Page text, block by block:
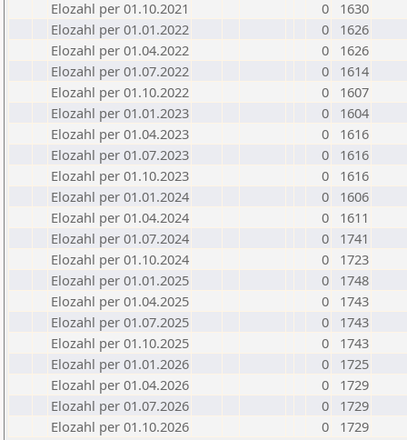
Elozahl per 01.10.2021
0
1630
Elozahl per 01.01.2022
0
1626
Elozahl per 01.04.2022
0
1626
Elozahl per 01.07.2022
0
1614
Elozahl per 01.10.2022
0
1607
Elozahl per 01.01.2023
0
1604
Elozahl per 01.04.2023
0
1616
Elozahl per 01.07.2023
0
1616
Elozahl per 01.10.2023
0
1616
Elozahl per 01.01.2024
0
1606
Elozahl per 01.04.2024
0
1611
Elozahl per 01.07.2024
0
1741
Elozahl per 01.10.2024
0
1723
Elozahl per 01.01.2025
0
1748
Elozahl per 01.04.2025
0
1743
Elozahl per 01.07.2025
0
1743
Elozahl per 01.10.2025
0
1743
Elozahl per 01.01.2026
0
1725
Elozahl per 01.04.2026
0
1729
Elozahl per 01.07.2026
0
1729
Elozahl per 01.10.2026
0 1729